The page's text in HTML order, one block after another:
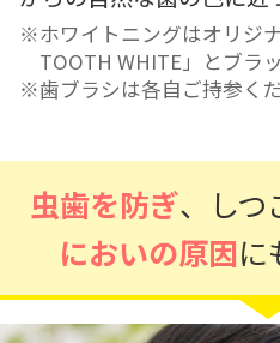
ホワイトニングはオリジ
TOOTH WHITE」とブラ
歯ブラシは各自ご持参くだ
虫歯を防ぎ、しつ
においの原因に